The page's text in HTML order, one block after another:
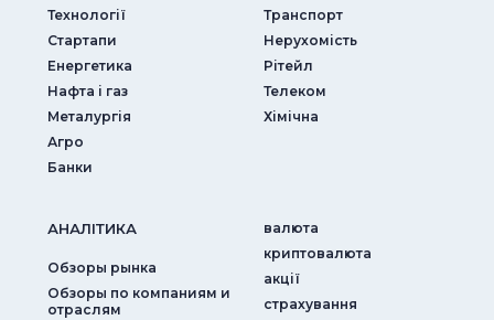
Технології
Стартапи
Енергетика
Нафта і газ
Металургія
Агро
Банки
Транспорт
Нерухомість
Рітейл
Телеком
Хімічна
АНАЛIТИКА
Обзоры рынка
Обзоры по компаниям и
отраслям
валюта
криптовалюта
акції
страхування